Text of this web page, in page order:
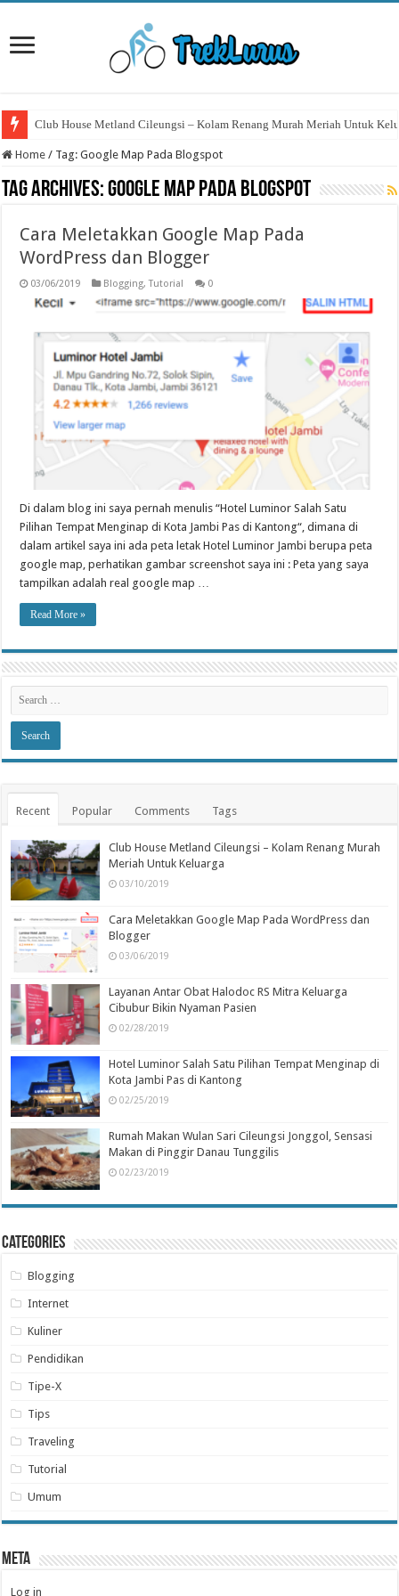
Club House Metland Cileungsi – Kolam Renang Murah Meriah Untuk
Home / Tag:Google Map Pada Blogspot
Tag Archives:Google Map Pada Blogspot
Cara Meletakkan Google Map Pada
WordPress dan Blogger
03/06/2019 Blogging,Tutorial 0
Di dalam blog ini saya pernah menulis “Hotel Luminor Salah Satu
Pilihan Tempat Menginap di Kota Jambi Pas di Kantong“, dimana di
dalam artikel saya ini ada peta letak Hotel Luminor Jambi berupa peta
google map, perhatikan gambar screenshot saya ini : Peta yang saya
tampilkan adalah real google map …
Read More »
Recent Popular Comments Tags
Club House Metland Cileungsi – Kolam Renang Murah
Meriah Untuk Keluarga
03/10/2019
Cara Meletakkan Google Map Pada WordPress dan
Blogger
03/06/2019
Layanan Antar Obat Halodoc RS Mitra Keluarga
Cibubur Bikin Nyaman Pasien
02/28/2019
Hotel Luminor Salah Satu Pilihan Tempat Menginap di
Kota Jambi Pas di Kantong
02/25/2019
Rumah Makan Wulan Sari Cileungsi Jonggol, Sensasi
Makan di Pinggir Danau Tunggilis
02/23/2019
Categories
Blogging
Internet
Kuliner
Pendidikan
Tipe-X
Tips
Traveling
Tutorial
Umum
Meta
Log in